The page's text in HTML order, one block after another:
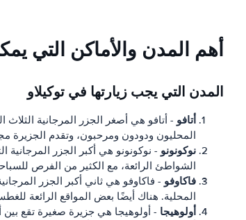
أهم المدن والأماكن التي
المدن التي يجب زيارتها في توكيلاو
أتافو - أتافو هي أصغر الجزر المرجانية
المحليون ودودون ومرحبون، وتقدم
نوكونونو - نوكونونو هي أكبر الجزر
الشواطئ الرائعة، مع الكثير من الفرص
فاكاوفو - فاكاوفو هي ثاني أكبر الجزر
المحلية. هناك أيضًا بعض المواقع الرائعة
أولوهيجا - أولوهيجا هي جزيرة صغيرة تقع بين